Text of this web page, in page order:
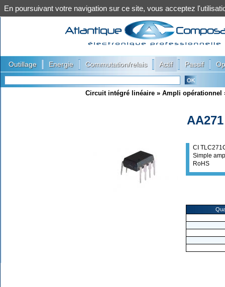
Outillage Energie Commutation/relais Actif Passif
Circuit intégré linéaire » Ampli opérationnel
AA271
CI
Simple
RoHS
En poursuivant votre navigation sur ce site, vous acceptez